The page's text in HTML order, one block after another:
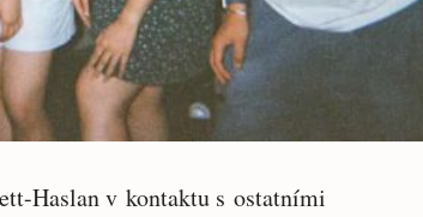
Haslan v kontaktu s ostatními